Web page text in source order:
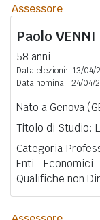
Assessore
Paolo VENNI
58 anni
Data elezioni: 13/04/
Data nomina: 24/04/
Nato a Genova
Titolo di Studio:
Categoria
Enti
Qualifiche non